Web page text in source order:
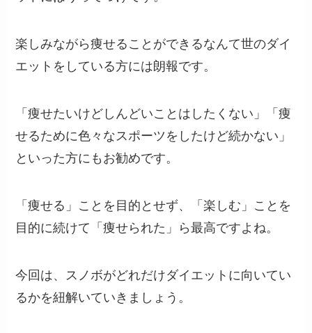
楽しみながら痩せることができるなんて世のダイ
エットをしている方には朗報です。
「痩せたいけどしんどいことはしたくない」「痩
せるために色々なスポーツをしたけど続かない」
といった方にもお勧めです。
「痩せる」ことを目的とせず、「楽しむ」ことを
目的に続けて「痩せられた」ら最高ですよね。
今回は、スノボがどれだけダイエットに向いてい
るかを紐解いていきましょう。